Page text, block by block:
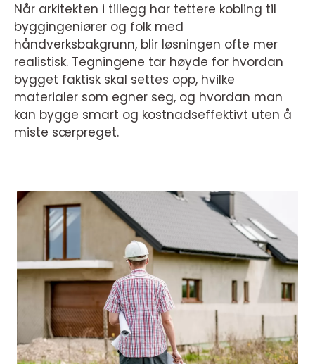
Når arkitekten i tillegg har tettere kobling til
byggingeniører og folk med
håndverksbakgrunn, blir løsningen ofte mer
realistisk. Tegningene tar høyde for hvordan
bygget faktisk skal settes opp, hvilke
materialer som egner seg, og hvordan man
kan bygge smart og kostnadseffektivt uten å
miste særpreget.